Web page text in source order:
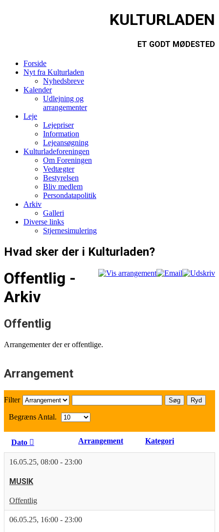
KULTURLADEN
ET GODT MØDESTED
Forside
Nyt fra Kulturladen
Nyhedsbreve
Kalender
Udlejning og
arrangementer
Leje
Lejepriser
Information
Lejeansøgning
Kulturladeforeningen
Om Foreningen
Vedtægter
Bestyrelsen
Bliv medlem
Persondatapolitik
Arkiv
Galleri
Diverse links
Stjernesimulering
Hvad sker der i Kulturladen?
Offentlig -
Arkiv
Offentlig
Arrangementer der er offentlige.
Arrangement
Filter Søg Ryd
Begræns Antal.
Dato Arrangement Kategori
16.05.25, 08:00 - 23:00
MUSIK
Offentlig
06.05.25, 16:00 - 23:00